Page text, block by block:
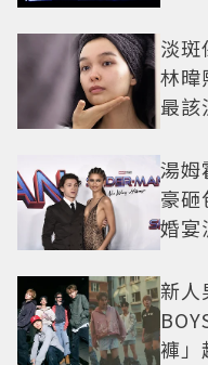
淡斑
林暐
最該
湯姆
豪砸
婚宴
新人
褲」